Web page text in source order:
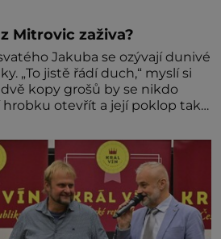
Mitrovic zaživa?
Jakuba se ozývají dunivé
„To jistě řádí duch,“ myslí si
kopy grošů by se nikdo
otevřít a její poklop tak
ustane. Když o mnoho let